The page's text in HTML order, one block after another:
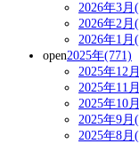
2026年3月
2026年2月
2026年1月
open2025年(771)
2025年12
2025年11
2025年10
2025年9月
2025年8月